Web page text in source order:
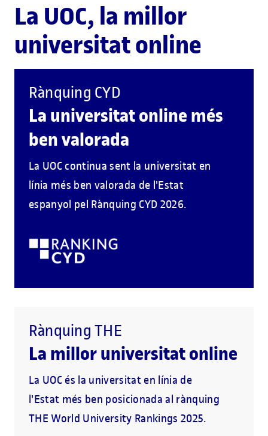
La UOC, la millor
universitat online
Rànquing CYD
La universitat online més
ben valorada
La UOC continua sent la universitat en
línia més ben valorada de l'Estat
espanyol pel Rànquing CYD 2026.
Rànquing THE
La millor universitat online
La UOC és la universitat en línia de
l'Estat més ben posicionada al rànquing
THE World University Rankings 2025.